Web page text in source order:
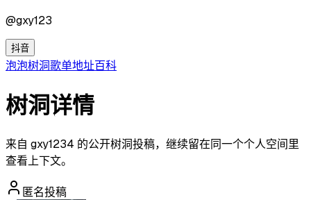
@gxy123
抖音
泡泡树洞歌单地址百科
树洞详情
来自 gxy1234 的公开树洞投稿，继续留在同一个个人空间里
查看上下文。
匿名投稿